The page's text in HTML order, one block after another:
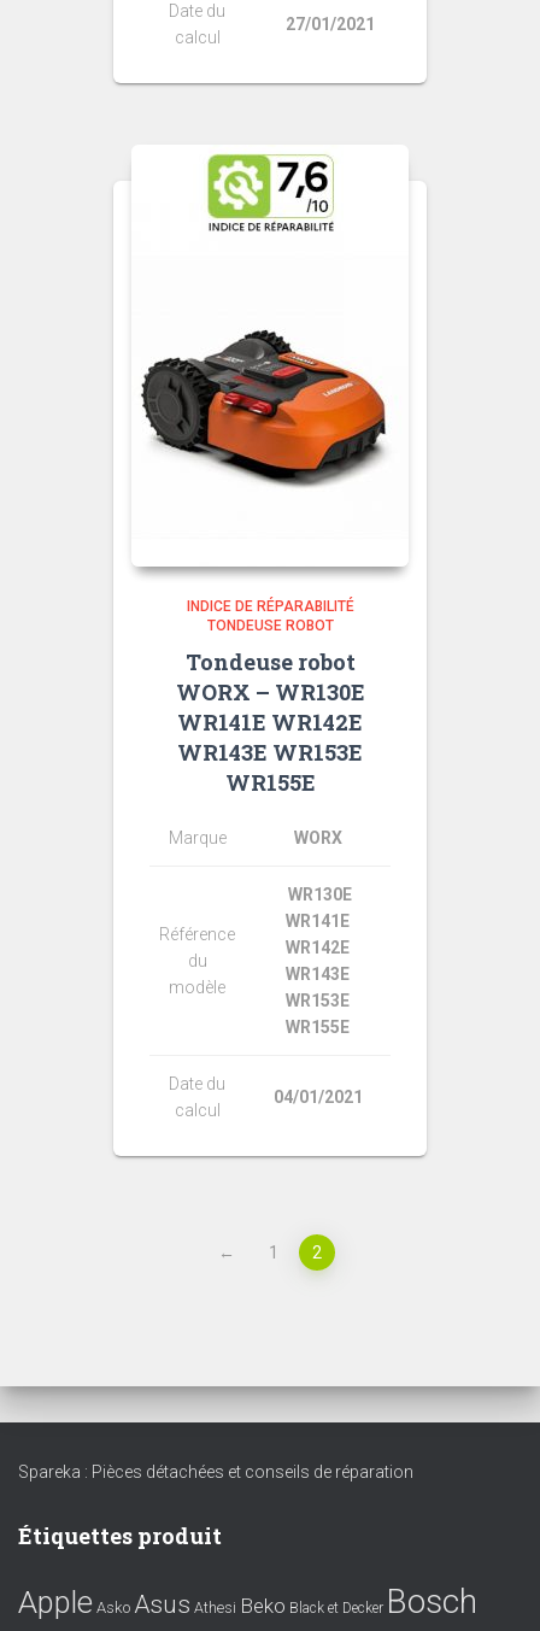
Date du
calcul
27/01/2021
INDICE DE RÉPARABILITÉ
TONDEUSE ROBOT
Tondeuse robot
WORX – WR130E
WR141E WR142E
WR143E WR153E
WR155E
Marque WORX
Référence
du
modèle
WR130E
WR141E
WR142E
WR143E
WR153E
WR155E
Date du
calcul
04/01/2021
← 1 2
Spareka : Pièces détachées et conseils de réparation
Étiquettes produit
Apple Asko Asus Athesi Beko Black et Decker Bosch